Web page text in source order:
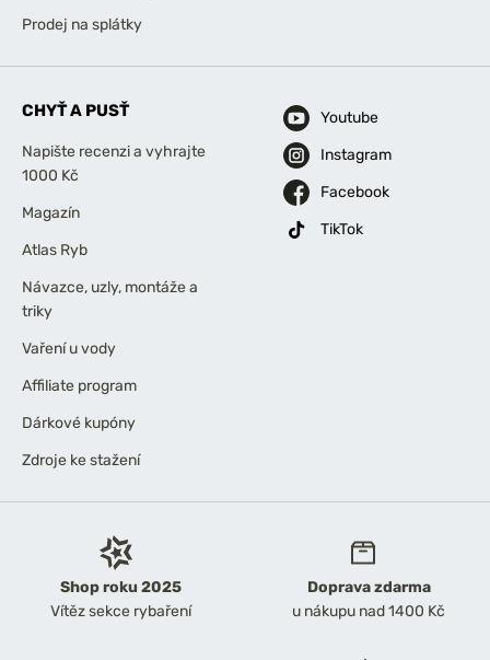
Shop roku 2025
Vítěz sekce rybaření
Doprava zdarma
u nákupu nad 1400 Kč
Prodej na splátky
CHYŤ A PUSŤ
Napište recenzi a vyhrajte
1000 Kč
Magazín
Atlas Ryb
Návazce, uzly, montáže a
triky
Vaření u vody
Affiliate program
Dárkové kupóny
Zdroje ke stažení
Youtube
Instagram
Facebook
TikTok